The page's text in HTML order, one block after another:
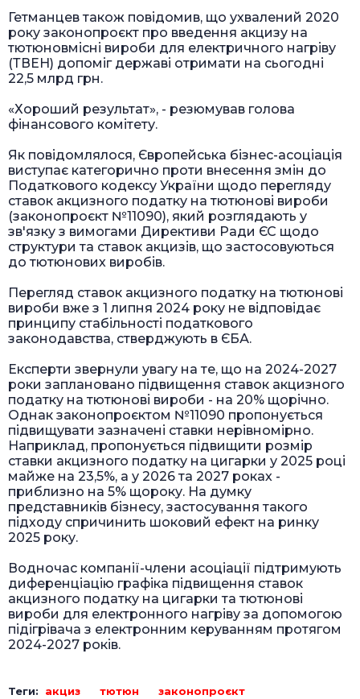
Гетманцев також повідомив, що ухвалений 2020
року законопроєкт про введення акцизу на
тютюновмісні вироби для електричного нагріву
(ТВЕН) допоміг державі отримати на сьогодні
22,5 млрд грн.
«Хороший результат», - резюмував голова
фінансового комітету.
Як повідомлялося, Європейська бізнес-асоціація
виступає категорично проти внесення змін до
Податкового кодексу України щодо перегляду
ставок акцизного податку на тютюнові вироби
(законопроєкт №11090), який розглядають у
зв'язку з вимогами Директиви Ради ЄС щодо
структури та ставок акцизів, що застосовуються
до тютюнових виробів.
Перегляд ставок акцизного податку на тютюнові
вироби вже з 1 липня 2024 року не відповідає
принципу стабільності податкового
законодавства, стверджують в ЄБА.
Експерти звернули увагу на те, що на 2024-2027
роки заплановано підвищення ставок акцизного
податку на тютюнові вироби - на 20% щорічно.
Однак законопроєктом №11090 пропонується
підвищувати зазначені ставки нерівномірно.
Наприклад, пропонується підвищити розмір
ставки акцизного податку на цигарки у 2025 році
майже на 23,5%, а у 2026 та 2027 роках -
приблизно на 5% щороку. На думку
представників бізнесу, застосування такого
підходу спричинить шоковий ефект на ринку
2025 року.
Водночас компанії-члени асоціації підтримують
диференціацію графіка підвищення ставок
акцизного податку на цигарки та тютюнові
вироби для електронного нагріву за допомогою
підігрівача з електронним керуванням протягом
2024-2027 років.
Теги: акциз тютюн законопроєкт